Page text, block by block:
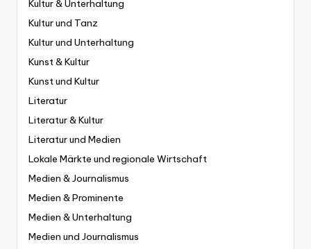
Kultur & Unterhaltung
Kultur und Tanz
Kultur und Unterhaltung
Kunst & Kultur
Kunst und Kultur
Literatur
Literatur & Kultur
Literatur und Medien
Lokale Märkte und regionale Wirtschaft
Medien & Journalismus
Medien & Prominente
Medien & Unterhaltung
Medien und Journalismus